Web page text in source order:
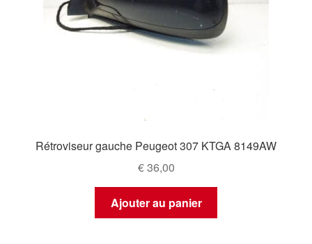
Rétroviseur gauche Peugeot 307 KTGA 8149AW
€36,00
Ajouter au panier